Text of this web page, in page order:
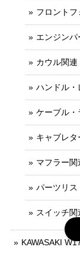
フロントフ
エンジンパ
カウル関連
ハンドル・
ケーブル・
キャブレタ
マフラー関
パーツリス
スイッチ関
KAWASAKI